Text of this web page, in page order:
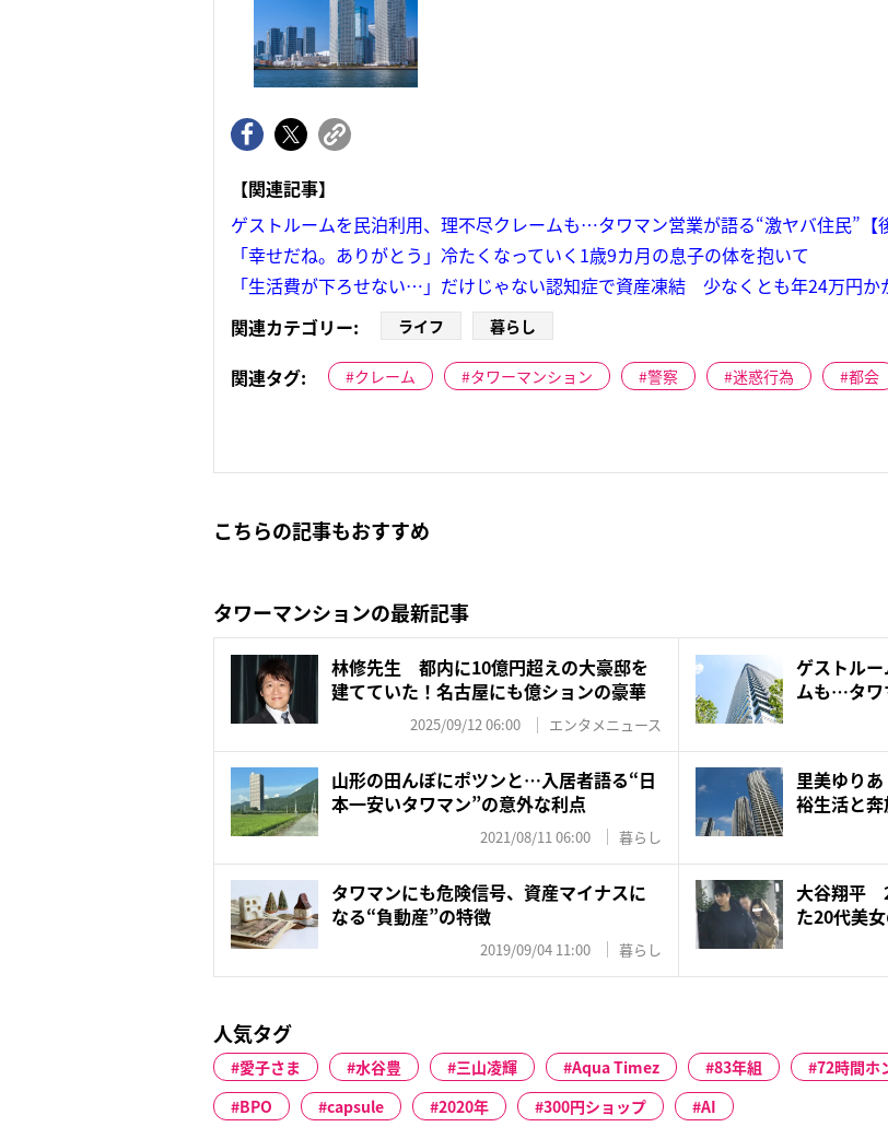
【関連記事】
ゲストルームを民泊利用、理不尽クレームも…タワマン営業が語る“激ヤバ住民”【
「幸せだね。ありがとう」冷たくなっていく1歳9カ月の息子の体を抱いて
「生活費が下ろせない…」だけじゃない認知症で資産凍結 少なくとも年24万円か
関連カテゴリー:
ライフ 暮らし
関連タグ: クレーム タワーマンション 警察 迷惑行為 都会
こちらの記事もおすすめ
タワーマンションの最新記事
林修先生 都内に10億円超えの大豪邸を
建てていた！名古屋にも億ションの豪華
2025/09/12 06:00 エンタメニュース
ゲストル
ムも…タワ
山形の田んぼにポツンと…入居者語る“日
本一安いタワマン”の意外な利点
2021/08/11 06:00 暮らし
里美ゆり
裕生活と
タワマンにも危険信号、資産マイナスに
なる“負動産”の特徴
2019/09/04 11:00 暮らし
大谷翔平
た20代美
人気タグ
愛子さま 水谷豊 三山凌輝 Aqua Timez 83年組 72時間ホ
BPO
capsule 2020年 300円ショップ AI